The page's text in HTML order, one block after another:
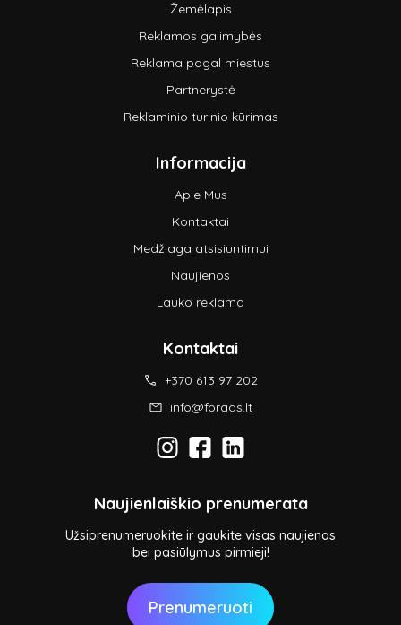
Žemėlapis
Reklamos galimybės
Reklama pagal miestus
Partnerystė
Reklaminio turinio kūrimas
Informacija
Apie Mus
Kontaktai
Medžiaga atsisiuntimui
Naujienos
Lauko reklama
Kontaktai
+370 613 97 202
info@forads.lt
Naujienlaiškio prenumerata
Užsiprenumeruokite ir gaukite visas naujienas
bei pasiūlymus pirmieji!
Prenumeruoti